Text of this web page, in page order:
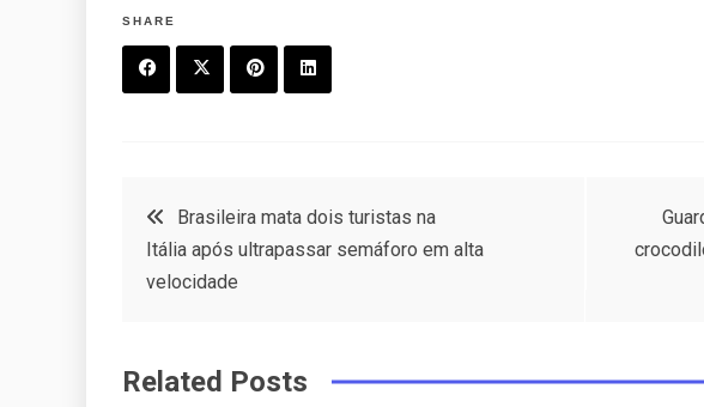
SHARE
k
t
e
e
t
e
Post
navigation
Brasileira mata dois turistas na
Itália após ultrapassar semáforo em alta
velocidade
Related Posts